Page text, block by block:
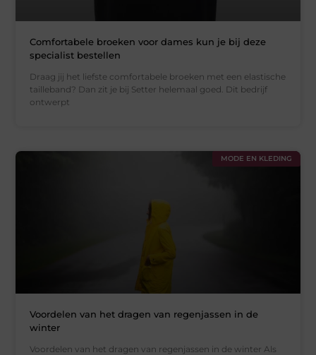
Comfortabele broeken voor dames kun je bij deze
specialist bestellen
Draag jij het liefste comfortabele broeken met een elastische
tailleband? Dan zit je bij Setter helemaal goed. Dit bedrijf
ontwerpt
MODE EN KLEDING
Voordelen van het dragen van regenjassen in de
winter
Voordelen van het dragen van regenjassen in de winter Als